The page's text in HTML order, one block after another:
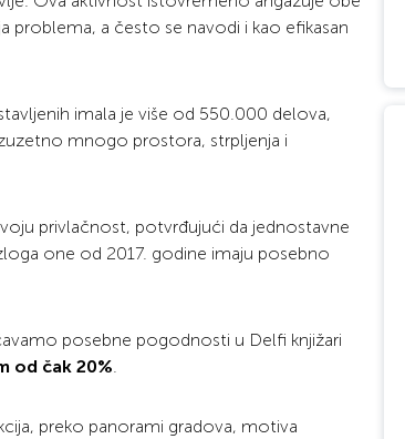
problema, a često se navodi i kao efikasan
imala je više od 550.000 delova,
mnogo prostora, strpljenja i
privlačnost, potvrđujući da jednostavne
one od 2017. godine imaju posebno
posebne pogodnosti u Delfi knjižari
od čak 20%.
preko panorami gradova, motiva